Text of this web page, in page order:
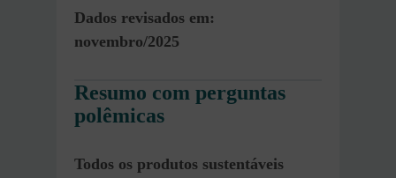
Dados revisados em:
novembro/2025
Resumo com perguntas
polêmicas
Todos os produtos sustentáveis